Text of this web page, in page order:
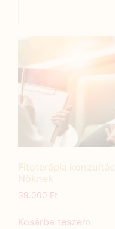
39.000 Ft
Kosárba teszem